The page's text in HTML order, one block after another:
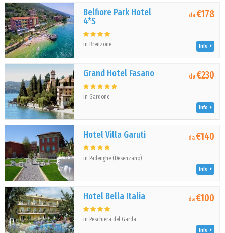
Belfiore Park Hotel
4*S
in Brenzone
da€178
Info
Grand Hotel Fasano
in Gardone
da€230
Info
Hotel Villa Garuti
in Padenghe (Desenzano)
da€140
Info
Hotel Bella Italia
in Peschiera del Garda
da€100
Info